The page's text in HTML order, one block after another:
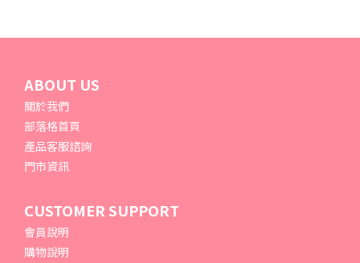
ABOUT US
關於我們
部落格首頁
產品客服諮詢
門市資訊
CUSTOMER SUPPORT
會員說明
購物說明